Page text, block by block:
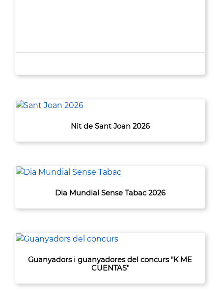
Nit de Sant Joan 2026
Dia Mundial Sense Tabac 2026
Guanyadors i guanyadores del concurs "K ME
CUENTAS"